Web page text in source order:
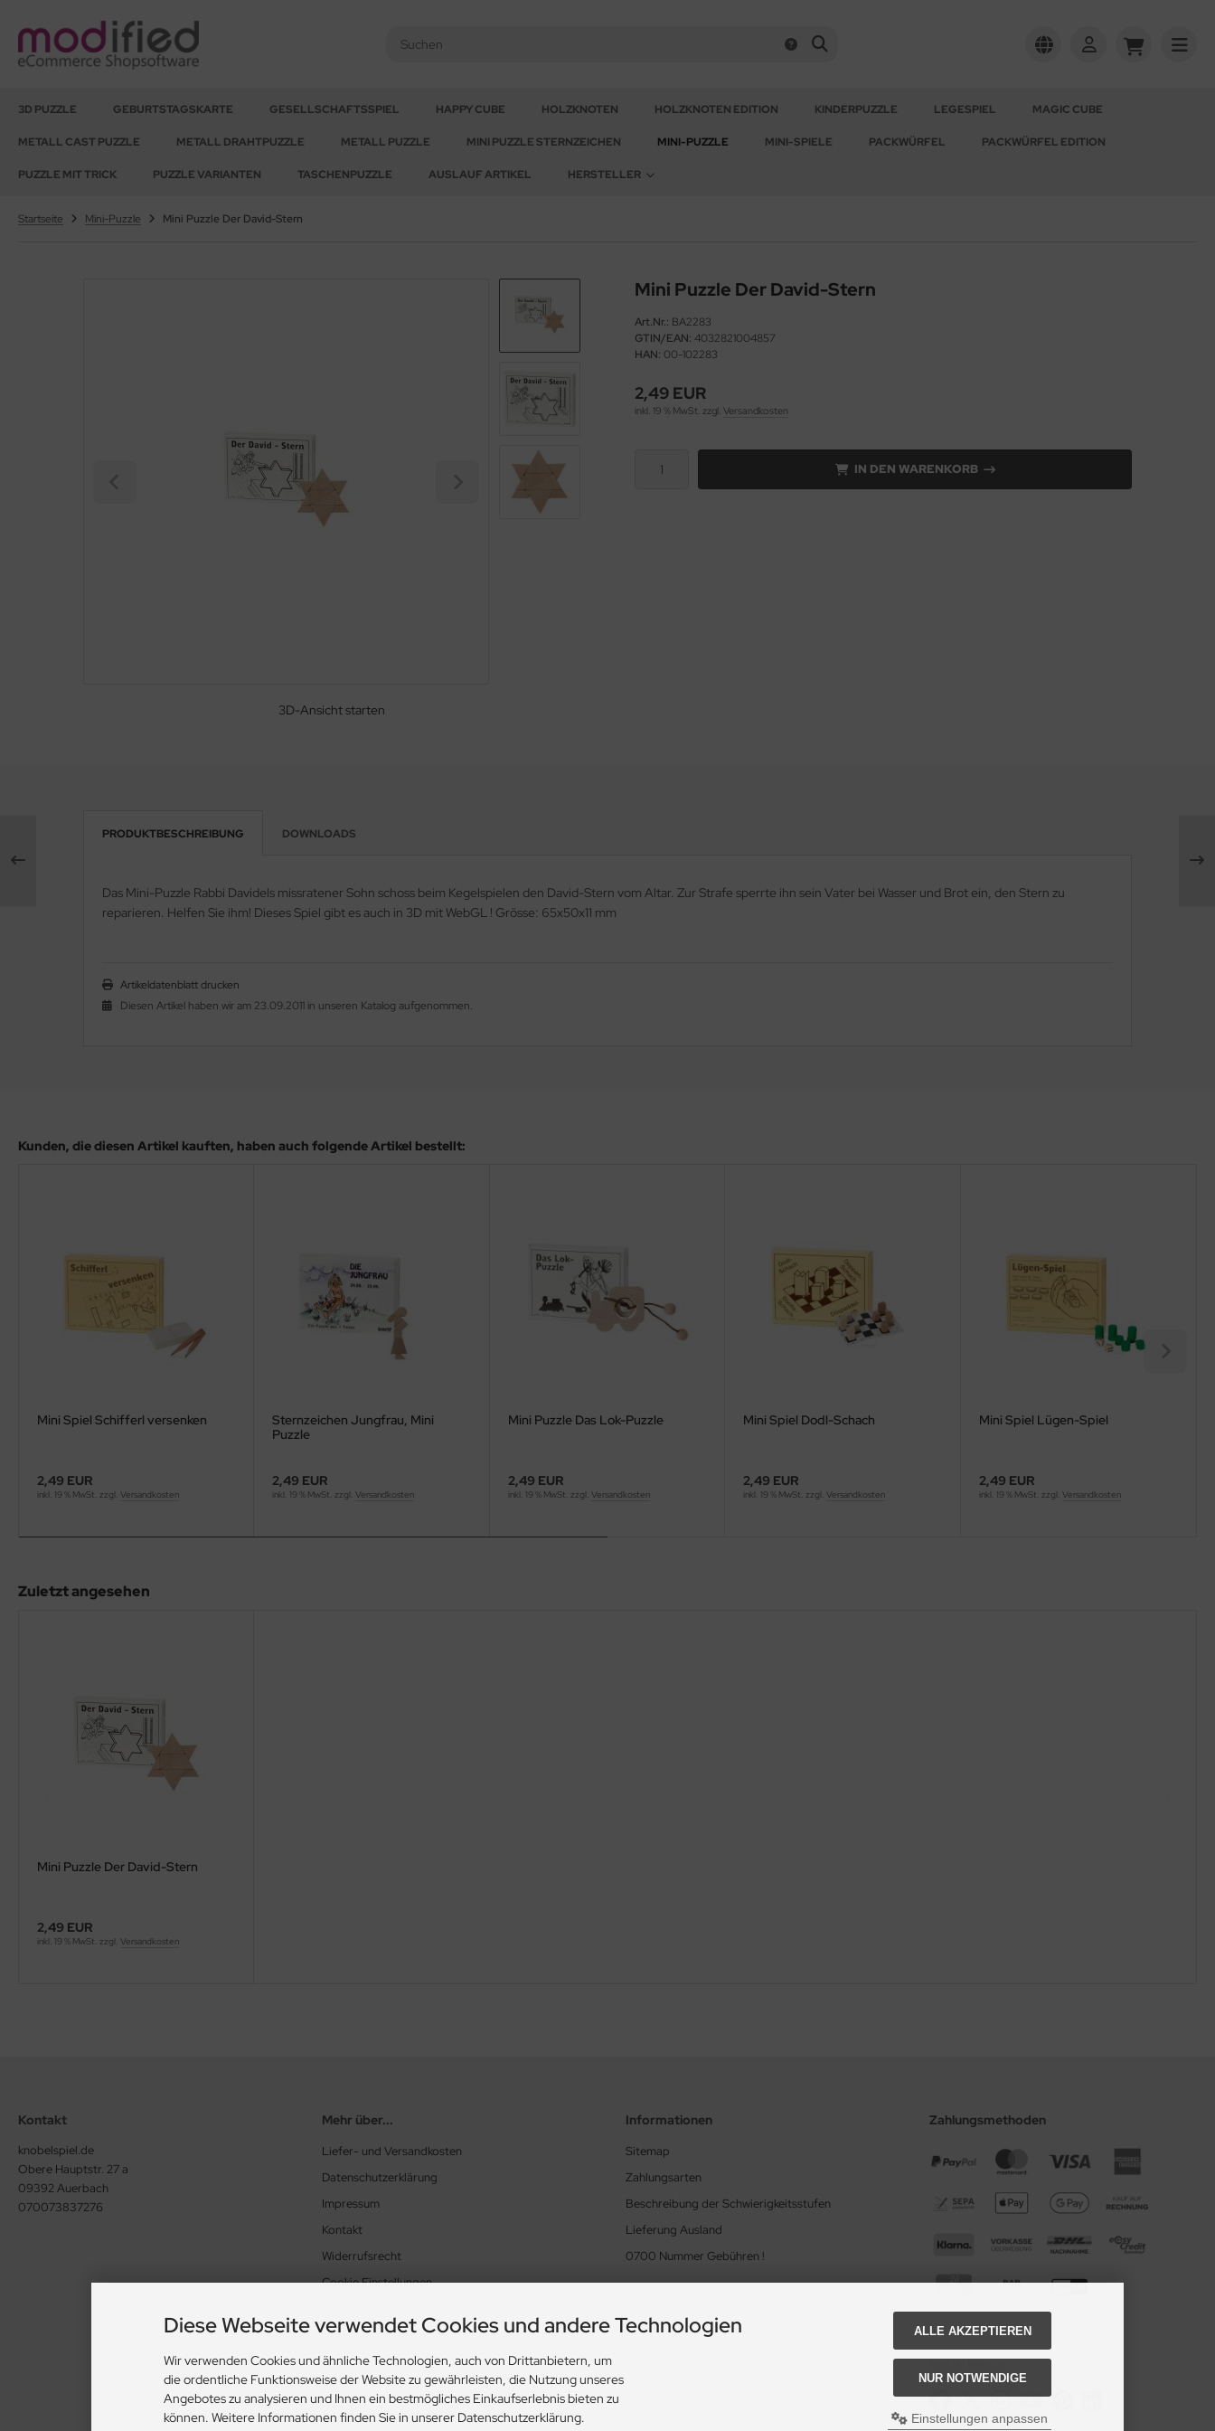
3D PUZZLE GEBURTSTAGSKARTE GESELLSCHAFTSSPIEL HAPPY CUBE HOLZKNOTEN HOLZKNOTEN EDITION KINDERPUZZLE LEGESPIEL MAGIC CUBE
METALL CAST PUZZLE METALL DRAHTPUZZLE METALL PUZZLE MINI PUZZLE STERNZEICHEN MINI-PUZZLE MINI-SPIELE PACKWÜRFEL PACKWÜRFEL EDITION
PUZZLE MIT TRICK PUZZLE VARIANTEN TASCHENPUZZLE AUSLAUF ARTIKEL HERSTELLER
Startseite Mini-Puzzle Mini Puzzle Der David-Stern
Mini Puzzle Der David-Stern
Art.Nr.: BA2283
GTIN/EAN: 4032821004857
HAN: 00-102283
3D-Ansicht starten
2,49 EUR
inkl. 19 % MwSt. zzgl. Versandkosten
IN DEN WARENKORB
PRODUKTBESCHREIBUNG DOWNLOADS
Das Mini-Puzzle Rabbi Davidels missratener Sohn schoss beim Kegelspielen den David-Stern vom Altar. Zur Strafe sperrte ihn sein Vater bei Wasser und Brot ein, den Stern zu
reparieren. Helfen Sie ihm! Dieses Spiel gibt es auch in 3D mit WebGL ! Grösse: 65x50x11 mm
Artikeldatenblatt drucken
Diesen Artikel haben wir am 23.09.2011 in unseren Katalog aufgenommen.
Kunden, die diesen Artikel kauften, haben auch folgende Artikel bestellt:
Mini Spiel Schifferl versenken
2,49 EUR
inkl. 19 % MwSt. zzgl. Versandkosten
Sternzeichen Jungfrau, Mini
Puzzle
2,49 EUR
inkl. 19 % MwSt. zzgl.Versandkosten
Mini Puzzle Das Lok-Puzzle
2,49 EUR
inkl. 19 % MwSt. zzgl. Versandkosten
Mini Spiel Dodl-Schach
2,49 EUR
inkl. 19 % MwSt. zzgl.Versandkosten
Mini Spiel Lügen-Spiel
2,49 EUR
inkl. 19 % MwSt. zzgl. Versandkosten
Zuletzt angesehen
Mini Puzzle Der David-Stern
2,49 EUR
inkl. 19 % MwSt. zzgl. Versandkosten
Kontakt
knobelspiel.de
Obere Hauptstr. 27 a
09392 Auerbach
070073837276
Mehr über...
Liefer- und Versandkosten
Datenschutzerklärung
Impressum
Kontakt
Widerrufsrecht
Cookie Einstellungen
Informationen
Sitemap
Zahlungsarten
Beschreibung der Schwierigkeitsstufen
Lieferung Ausland
0700 Nummer Gebühren !
Zahlungsmethoden
Social Media
Diese Webseite verwendet Cookies und andere Technologien
Wir verwenden Cookies und ähnliche Technologien, auch von Drittanbietern, um
die ordentliche Funktionsweise der Website zu gewährleisten, die Nutzung unseres
Angebotes zu analysieren und Ihnen ein bestmögliches Einkaufserlebnis bieten zu
können. Weitere Informationen finden Sie in unserer Datenschutzerklärung.
ALLE AKZEPTIEREN
NUR NOTWENDIGE
Einstellungen anpassen
01-03
04
06